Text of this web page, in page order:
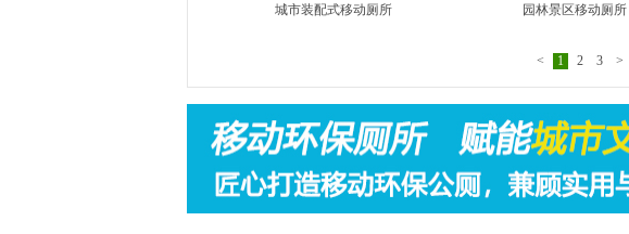
城市装配式移动厕所 园林景区移动厕所
< 1 2 3 >